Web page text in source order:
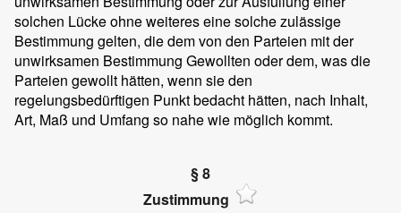
solchen Lücke ohne weiteres eine solche zulässige
Bestimmung gelten, die dem von den Parteien mit der
unwirksamen Bestimmung Gewollten oder dem, was die
Parteien gewollt hätten, wenn sie den
regelungsbedürftigen Punkt bedacht hätten, nach Inhalt,
Art, Maß und Umfang so nahe wie möglich kommt.
§ 8
Zustimmung